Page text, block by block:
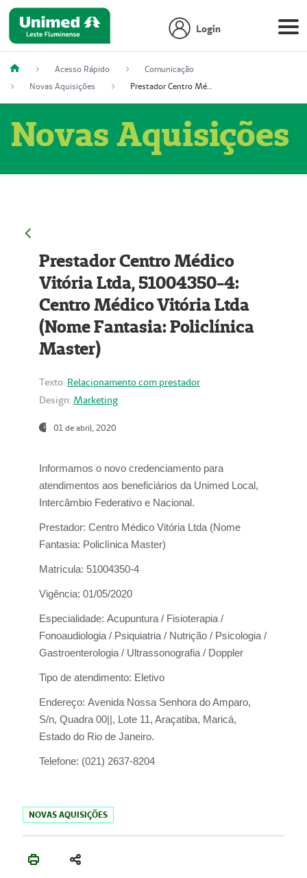
Login
Acesso Rápido
Comunicação
Novas Aquisições
Prestador Centro Médico Vitória Ltda, 51004350-4: Centro Médico Vitória Ltda (Nome Fantasia: Policlínica Master)
Novas Aquisições
Prestador Centro Médico
Vitória Ltda, 51004350-4:
Centro Médico Vitória Ltda
(Nome Fantasia: Policlínica
Master)
Texto: Relacionamento com prestador
Design: Marketing
01 de abril, 2020
Informamos o novo credenciamento para
atendimentos aos beneficiários da Unimed Local,
Intercâmbio Federativo e Nacional.
Prestador: Centro Médico Vitória Ltda (Nome
Fantasia: Policlínica Master)
Matrícula: 51004350-4
Vigência: 01/05/2020
Especialidade: Acupuntura / Fisioterapia /
Fonoaudiologia / Psiquiatria / Nutrição / Psicologia /
Gastroenterologia / Ultrassonografia / Doppler
Tipo de atendimento: Eletivo
Endereço: Avenida Nossa Senhora do Amparo,
S/n, Quadra 00||, Lote 11, Araçatiba, Maricá,
Estado do Rio de Janeiro.
Telefone: (021) 2637-8204
NOVAS AQUISIÇÕES